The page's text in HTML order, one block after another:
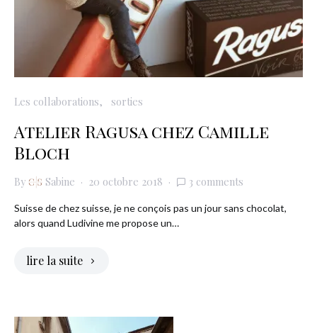
Les collaborations sorties
Atelier Ragusa chez Camille
Bloch
By Sabine 20 octobre 2018 3 comments
Suisse de chez suisse, je ne conçois pas un jour sans chocolat,
alors quand Ludivine me propose un…
lire la suite